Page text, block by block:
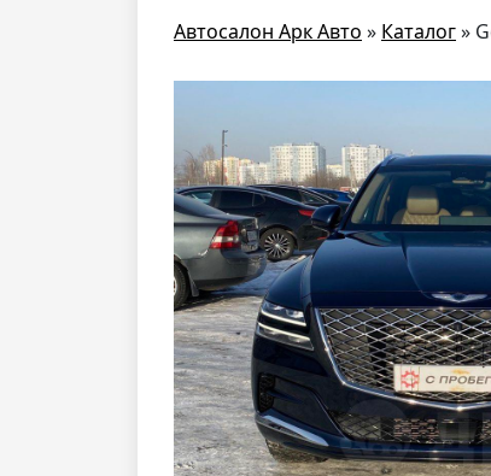
Автосалон Арк Авто » Каталог»